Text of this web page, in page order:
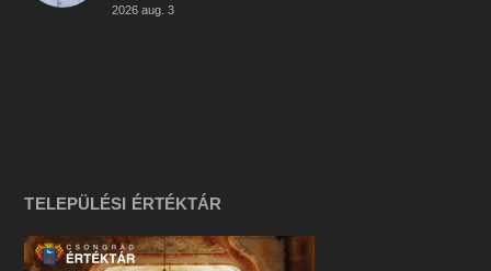
2026 aug. 3
TELEPÜLÉSI ÉRTÉKTÁR